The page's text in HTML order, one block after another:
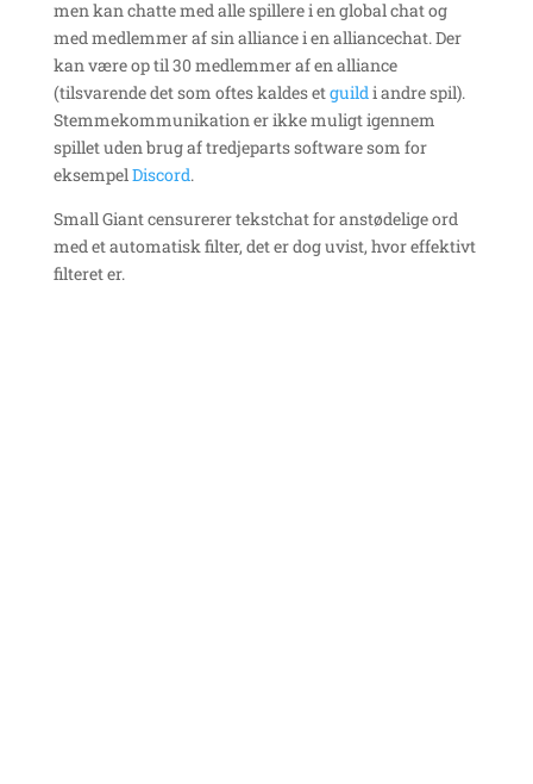
men kan chatte med alle spillere i en global chat og
med medlemmer af sin alliance i en alliancechat. Der
kan være op til 30 medlemmer af en alliance
(tilsvarende det som oftes kaldes etguildi andre spil).
Stemmekommunikation er ikke muligt igennem
spillet uden brug af tredjeparts software som for
eksempelDiscord.
Small Giant censurerer tekstchat for anstødelige ord
med et automatisk filter, det er dog uvist, hvor effektivt
filteret er.